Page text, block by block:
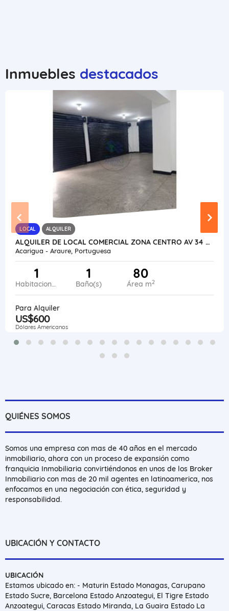
Inmuebles destacados
LOCAL ALQUILER
ALQUILER DE LOCAL COMERCIAL ZONA CENTRO AV 34 VE24-039ZC-OMED-GGUE
Acarigua - Araure, Portuguesa
1
Habitaciones
1
Baño(s)
80
Área m2
Para Alquiler
US$600
Dólares Americanos
QUIÉNES SOMOS
Somos una empresa con mas de 40 años en el mercado
inmobiliario, ahora con un proceso de expansión como
franquicia Inmobiliaria convirtiéndonos en unos de los Broker
Inmobiliario con mas de 20 mil agentes en latinoamerica, nos
enfocamos en una negociación con ética, seguridad y
responsabilidad.
UBICACIÓN Y CONTACTO
UBICACIÓN
Estamos ubicado en: - Maturin Estado Monagas, Carupano
Estado Sucre, Barcelona Estado Anzoategui, El Tigre Estado
Anzoategui, Caracas Estado Miranda, La Guaira Estado La